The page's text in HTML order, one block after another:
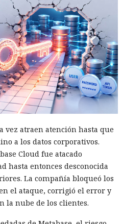
vez atraen atención hasta que
a los datos corporativos.
Cloud fue atacado
hasta entonces desconocida
La compañía bloqueó los
el ataque, corrigió el error y
la nube de los clientes.